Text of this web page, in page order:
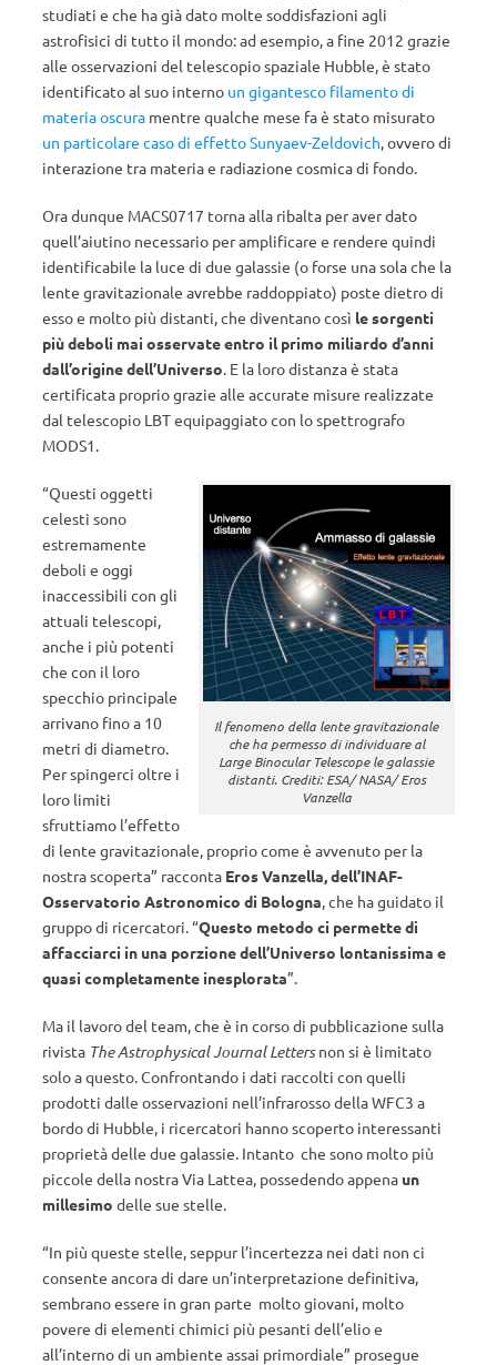
studiati e che ha già dato molte soddisfazioni agli
astrofisici di tutto il mondo: ad esempio, a fine 2012 grazie
alle osservazioni del telescopio spaziale Hubble, è stato
identificato al suo interno un gigantesco filamento di
materia oscura mentre qualche mese fa è stato misurato
un particolare caso di effetto Sunyaev-Zeldovich, ovvero di
interazione tra materia e radiazione cosmica di fondo.
Ora dunque MACS0717 torna alla ribalta per aver dato
quell’aiutino necessario per amplificare e rendere quindi
identificabile la luce di due galassie (o forse una sola che la
lente gravitazionale avrebbe raddoppiato) poste dietro di
esso e molto più distanti, che diventano così le sorgenti
più deboli mai osservate entro il primo miliardo d’anni
dall’origine dell’Universo. E la loro distanza è stata
certificata proprio grazie alle accurate misure realizzate
dal telescopio LBT equipaggiato con lo spettrografo
MODS1.
Il fenomeno della lente gravitazionale
che ha permesso di individuare al
Large Binocular Telescope le galassie
distanti. Crediti: ESA/ NASA/ Eros
Vanzella
“Questi oggetti
celesti sono
estremamente
deboli e oggi
inaccessibili con gli
attuali telescopi,
anche i più potenti
che con il loro
specchio principale
arrivano fino a 10
metri di diametro.
Per spingerci oltre i
loro limiti
sfruttiamo l’effetto
di lente gravitazionale, proprio come è avvenuto per la
nostra scoperta” racconta Eros Vanzella, dell’INAF-
Osservatorio Astronomico di Bologna, che ha guidato il
gruppo di ricercatori. “Questo metodo ci permette di
affacciarci in una porzione dell’Universo lontanissima e
quasi completamente inesplorata”.
Ma il lavoro del team, che è in corso di pubblicazione sulla
rivista The Astrophysical Journal Lettersnon si è limitato
solo a questo. Confrontando i dati raccolti con quelli
prodotti dalle osservazioni nell’infrarosso della WFC3 a
bordo di Hubble, i ricercatori hanno scoperto interessanti
proprietà delle due galassie. Intanto che sono molto più
piccole della nostra Via Lattea, possedendo appena un
millesimo delle sue stelle.
“In più queste stelle, seppur l’incertezza nei dati non ci
consente ancora di dare un’interpretazione definitiva,
sembrano essere in gran parte molto giovani, molto
povere di elementi chimici più pesanti dell’elio e
all’interno di un ambiente assai primordiale” prosegue